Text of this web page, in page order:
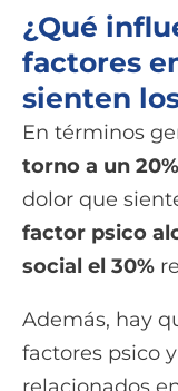
¿Qué
factores
sienten
En términos
torno a un 20%
dolor que
factor psico
social el 30%
Además, hay
factores psico